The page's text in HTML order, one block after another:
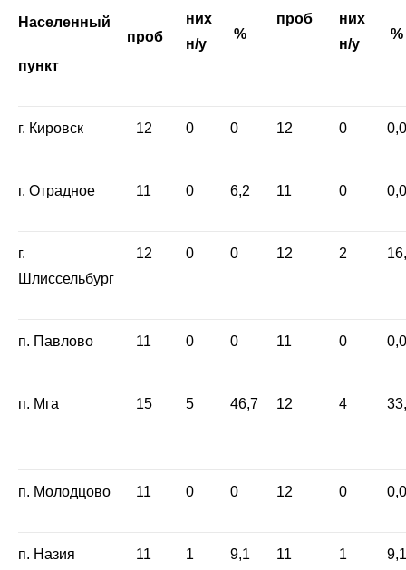
Населенный
пункт
проб
них
н/у
%
проб
них
н/у
%
г. Кировск 12 0 0 12 0 0,0
г. Отрадное 11 0 6,2 11 0 0,0
г.
Шлиссельбург
12 0 0 12 2
п. Павлово 11 0 0 11 0 0,0
п. Мга 15 5 46,7 12 4
п. Молодцово 11 0 0 12 0 0,0
п. Назия 11 1 9,1 11 1 9,1